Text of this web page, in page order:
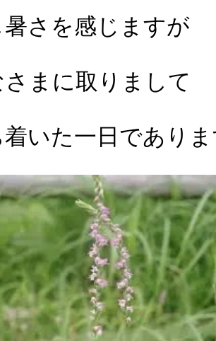
さを感じますが
まに取りまして
いた一日であり